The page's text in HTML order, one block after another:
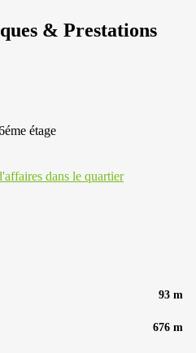
& Prestations
étage
dans le quartier
93 m
676 m